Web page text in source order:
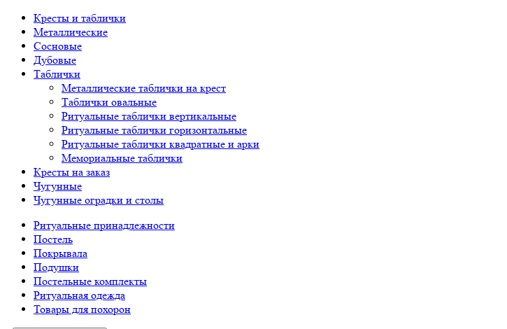
Кресты и таблички
Металлические
Сосновые
Дубовые
Таблички
Металлические таблички на крест
Таблички овальные
Ритуальные таблички вертикальные
Ритуальные таблички горизонтальные
Ритуальные таблички квадратные и арки
Мемориальные таблички
Кресты на заказ
Чугунные
Чугунные оградки и столы
Ритуальные принадлежности
Постель
Покрывала
Подушки
Постельные комплекты
Ритуальная одежда
Товары для похорон